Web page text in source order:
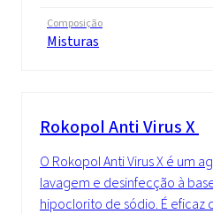
Composição
Misturas
Rokopol Anti Virus X
O Rokopol Anti Virus X é um
lavagem e desinfecção à
hipoclorito de sódio. É eficaz